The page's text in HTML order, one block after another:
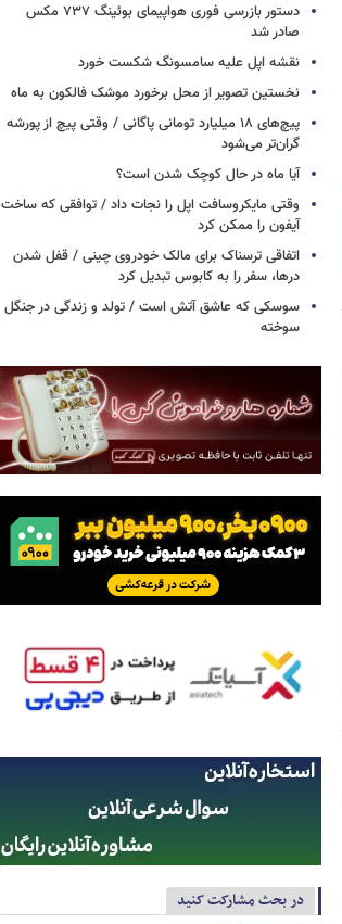
دستور بازرسی فوری هواپیمای بوئینگ ۷۳۷ مکس
صادر شد
نقشه اپل علیه سامسونگ شکست خورد
نخستین تصویر از محل برخورد موشک فالکون به ماه
پیچ‌های ۱۸ میلیارد تومانی پاگانی / وقتی پیچ از پورشه
گران‌تر می‌شود
آیا ماه در حال کوچک شدن است؟
وقتی مایکروسافت اپل را نجات داد / توافقی که ساخت
آیفون را ممکن کرد
اتفاقی ترسناک برای مالک خودروی چینی / قفل شدن
درها، سفر را به کابوس تبدیل کرد
سوسکی که عاشق آتش است / تولد و زندگی در جنگل
سوخته
در بحث مشارکت کنید